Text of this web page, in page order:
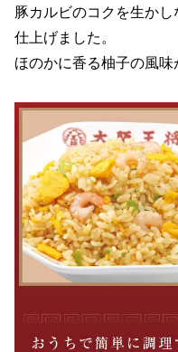
豚カルビのコクを生か
仕上げました。
ほのかに香る柚子の風味